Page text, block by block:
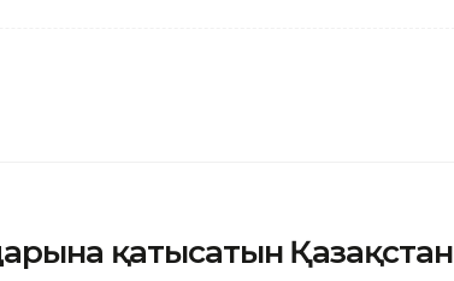
қатысатын Қазақстан